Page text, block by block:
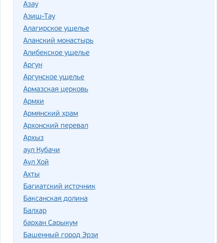
Азау
Азиш-Тау
Алагирское ущелье
Аланский монастырь
Алибекское ущелье
Аргун
Аргунское ущелье
Армазская церковь
Армхи
Армянский храм
Архонский перевал
Архыз
аул Кубачи
Аул Хой
Ахты
Багиатский источник
Баксанская долина
Балхар
бархан Сарыкум
Башенный город Эрзи